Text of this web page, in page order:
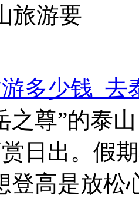
多少钱_去
之尊”的泰
日出。假
登高是放松